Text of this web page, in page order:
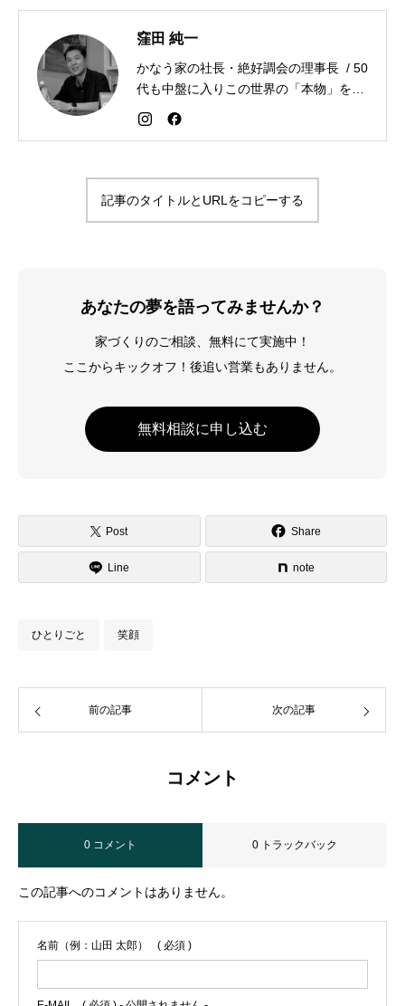
窪田 純一
かなう家の社長・絶好調会の理事長 / 50
代も中盤に入りこの世界の「本物」を追
求しながら「感謝が人生を変える」こと
を広める生き方を目指している。好きな
記事のタイトルとURLをコピーする
あなたの夢を語ってみませんか？
家づくりのご相談、無料にて実施中！
ここからキックオフ！後追い営業もありません。
無料相談に申し込む
Post Share
Line note
ひとりごと 笑顔
前の記事 次の記事
コメント
0 コメント 0 トラックバック
この記事へのコメントはありません。
名前（例：山田 太郎） ( 必須 )